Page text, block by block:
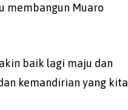
membangun Muaro
baik lagi maju dan
kemandirian yang kita